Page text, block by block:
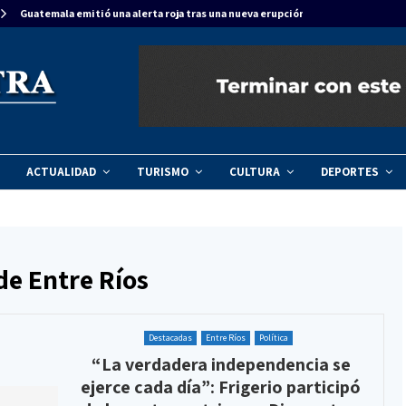
Guatemala emitió una alerta roja tras una nueva erupción del…
ACTUALIDAD TURISMO CULTURA DEPORTES
Entre Ríos
Destacadas Entre Ríos Política
“La verdadera independencia se
ejerce cada día”: Frigerio participó